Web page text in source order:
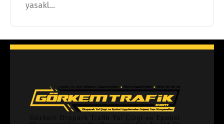
yasakl...